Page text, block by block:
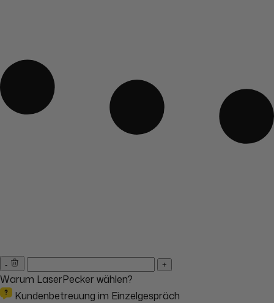
- +
Warum LaserPecker wählen?
Kundenbetreuung im Einzelgespräch